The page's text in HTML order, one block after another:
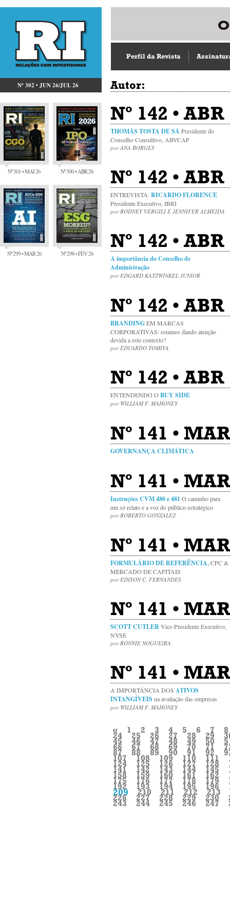
Nº 302 • JUN 26/JUL 26
Nº 301 • MAI 26 Nº 300 • ABR 26
Nº 299 • MAR 26 Nº 298 • FEV 26
Perfil da Revista
Autor:
Nº 142 •
THOMÁS TOSTA DE SÁ Presidente do
Conselho Consultivo, ABVCAP
por ANA BORGES
Nº 142 •
ENTREVISTA:RICARDO FLORENCE
Presidente Executivo, IBRI
por RODNEY VERGILI E JENNIFER ALMEIDA
Nº 142 •
A importância do Conselho de
Administração
por EDGARD KATZWINKEL JUNIOR
Nº 142 •
BRANDINGEM MARCAS
CORPORATIVAS: estamos dando atenção
devida a este contexto?
por EDUARDO TOMIYA
Nº 142 •
ENTENDENDO OBUY SIDE
por WILLIAM F. MAHONEY
Nº 141 •
GOVERNANÇA CLIMÁTICA
Nº 141 •
Instruções CVM 480 e 481 O caminho para
um só relato e a voz do público estratégico
por ROBERTO GONZALEZ
Nº 141 •
FORMULÁRIO DE REFERÊNCIA,CPC &
MERCADO DE CAPITAIS
por EDISON C. FERNANDES
Nº 141 •
SCOTT CUTLERVice-Presidente Executivo,
NYSE
por RONNIE NOGUEIRA
Nº 141 •
A IMPORTÂNCIA DOS ATIVOS
INTANGÍVEIS na avaliação das empresas
por WILLIAM F. MAHONEY
« 1 2 3 4 5 6 7 8
24 25 26 27 28 29
45 46 47 48 49 50
66 67 68 69 70 71
87 88 89 90 91 92
107 108 109 110 111
124 125 126 127 128
141 142 143 144 145
158 159 160 161 162
175 176 177 178 179
192 193 194 195 196
209 210 211 212 213
226 227 228 229 230
243 244 245 246 247